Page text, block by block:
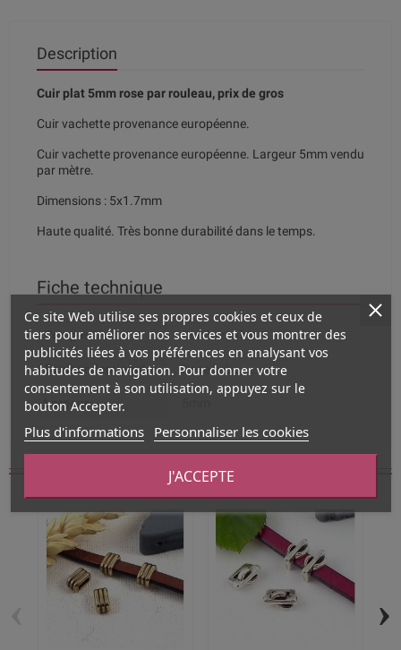
Description
Cuir plat 5mm rose par rouleau, prix de gros
Cuir vachette provenance européenne.
Cuir vachette provenance européenne. Largeur 5mm vendu
par mètre.
Dimensions : 5x1.7mm
Haute qualité. Très bonne durabilité dans le temps.
Fiche technique
Composition Cuir Véritable
Couleur dominante Rose bebe
Largeur
Vous aimerez aussi
›
Ce site Web utilise ses propres cookies et ceux de
tiers pour améliorer nos services et vous montrer des
publicités liées à vos préférences en analysant vos
habitudes de navigation. Pour donner votre
consentement à son utilisation, appuyez sur le
bouton Accepter.
Plus d'informations Personnaliser les cookies
J'ACCEPTE